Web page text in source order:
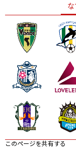
ニッパツ
このページを共有する